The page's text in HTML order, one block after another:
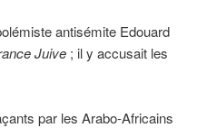
antisémite Edouard
Juive ; il y accusait les
par les Arabo-Africains